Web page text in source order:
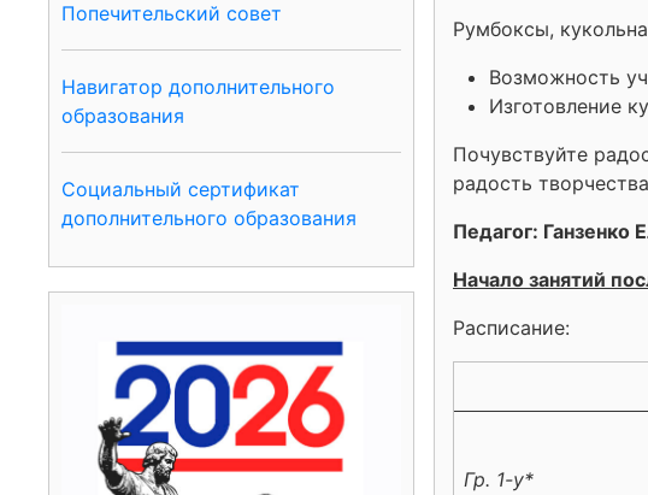
Попечительский совет
Навигатор дополнительного
образования
Социальный сертификат
дополнительного образования
Румбоксы,
Возможность
Изготовление
Почувствуйте
радость
Педагог: Ганзенко
Начало занятий
Расписание:
Гр. 1-у*